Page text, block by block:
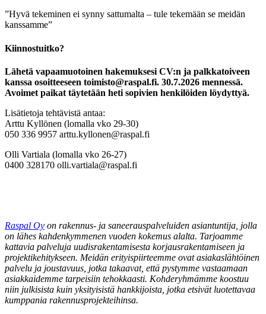
”Hyvä tekeminen ei synny sattumalta – tule tekemään se meidän
kanssamme”
Kiinnostuitko?
Lähetä vapaamuotoinen hakemuksesi CV:n ja palkkatoiveen
kanssa osoitteeseen toimisto@raspal.fi. 30.7.2026 mennessä.
Avoimet paikat täytetään heti sopivien henkilöiden löydyttyä.
Lisätietoja tehtävistä antaa:
Arttu Kyllönen (lomalla vko 29-30)
050 336 9957 arttu.kyllonen@raspal.fi
Olli Vartiala (lomalla vko 26-27)
0400 328170 olli.vartiala@raspal.fi
Raspal Oy on rakennus- ja saneerauspalveluiden asiantuntija, jolla
on lähes kahdenkymmenen vuoden kokemus alalta. Tarjoamme
kattavia palveluja uudisrakentamisesta korjausrakentamiseen ja
projektikehitykseen. Meidän erityispiirteemme ovat asiakaslähtöinen
palvelu ja joustavuus, jotka takaavat, että pystymme vastaamaan
asiakkaidemme tarpeisiin tehokkaasti. Kohderyhmämme koostuu
niin julkisista kuin yksityisistä hankkijoista, jotka etsivät luotettavaa
kumppania rakennusprojekteihinsa.